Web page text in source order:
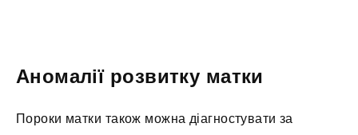
Аномалії розвитку матки
Пороки матки також можна діагностувати за